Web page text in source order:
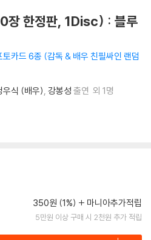
장 한정판, 1Disc) : 블루
카드 6종 (감독 & 배우 친필싸인 랜덤
우식 (배우) 강봉성 출연 외 1명
350원 (1%) 마니아추가적립
5만원 이상 구매 시 2천원 추가 적립